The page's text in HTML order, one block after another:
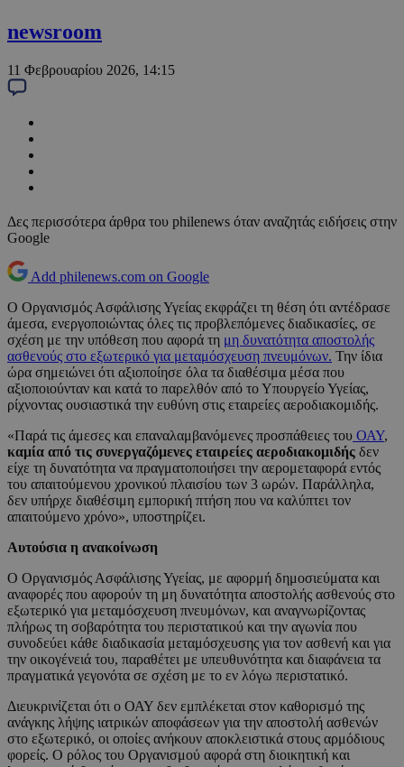
newsroom
11 Φεβρουαρίου 2026, 14:15
Δες περισσότερα άρθρα του philenews όταν αναζητάς ειδήσεις στην
Google
Add philenews.com on Google
Ο Οργανισμός Ασφάλισης Υγείας εκφράζει τη θέση ότι αντέδρασε
άμεσα, ενεργοποιώντας όλες τις προβλεπόμενες διαδικασίες, σε
σχέση με την υπόθεση που αφορά τη μη δυνατότητα αποστολής
ασθενούς στο εξωτερικό για μεταμόσχευση πνευμόνων. Την ίδια
ώρα σημειώνει ότι αξιοποίησε όλα τα διαθέσιμα μέσα που
αξιοποιούνταν και κατά το παρελθόν από το Υπουργείο Υγείας,
ρίχνοντας ουσιαστικά την ευθύνη στις εταιρείες αεροδιακομιδής.
«Παρά τις άμεσες και επαναλαμβανόμενες προσπάθειες του ΟΑΥ,
καμία από τις συνεργαζόμενες εταιρείες αεροδιακομιδής δεν
είχε τη δυνατότητα να πραγματοποιήσει την αερομεταφορά εντός
του απαιτούμενου χρονικού πλαισίου των 3 ωρών. Παράλληλα,
δεν υπήρχε διαθέσιμη εμπορική πτήση που να καλύπτει τον
απαιτούμενο χρόνο», υποστηρίζει.
Αυτούσια η ανακοίνωση
Ο Οργανισμός Ασφάλισης Υγείας, με αφορμή δημοσιεύματα και
αναφορές που αφορούν τη μη δυνατότητα αποστολής ασθενούς στο
εξωτερικό για μεταμόσχευση πνευμόνων, και αναγνωρίζοντας
πλήρως τη σοβαρότητα του περιστατικού και την αγωνία που
συνοδεύει κάθε διαδικασία μεταμόσχευσης για τον ασθενή και για
την οικογένειά του, παραθέτει με υπευθυνότητα και διαφάνεια τα
πραγματικά γεγονότα σε σχέση με το εν λόγω περιστατικό.
Διευκρινίζεται ότι o ΟΑΥ δεν εμπλέκεται στον καθορισμό της
ανάγκης λήψης ιατρικών αποφάσεων για την αποστολή ασθενών
στο εξωτερικό, οι οποίες ανήκουν αποκλειστικά στους αρμόδιους
φορείς. Ο ρόλος του Οργανισμού αφορά στη διοικητική και